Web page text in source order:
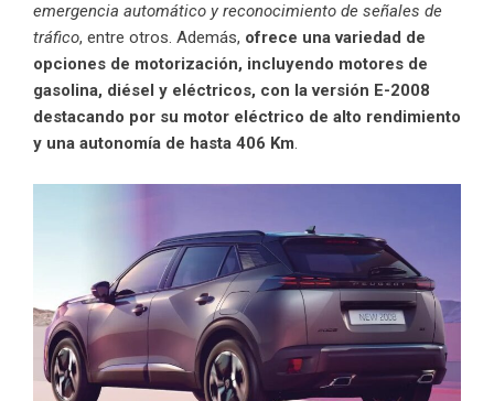
emergencia automático y reconocimiento de señales de
tráfico, entre otros. Además, ofrece una variedad de
opciones de motorización, incluyendo motores de
gasolina, diésel y eléctricos, con la versión E-2008
destacando por su motor eléctrico de alto rendimiento
y una autonomía de hasta 406 Km.